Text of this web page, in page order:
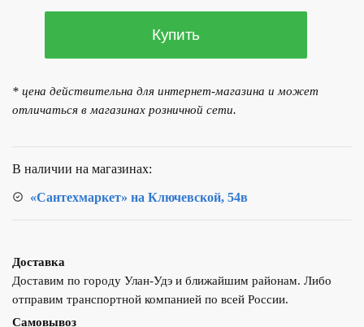
Смеситель
душа
D&K
Купить
* цена действительна для интернет-магазина и может
отличаться в магазинах розничной сети.
В наличии на магазинах:
«Сантехмаркет» на Ключевской, 54в
Доставка
Доставим по городу Улан-Удэ и ближайшим районам. Либо
отправим транспортной компанией по всей России.
Самовывоз